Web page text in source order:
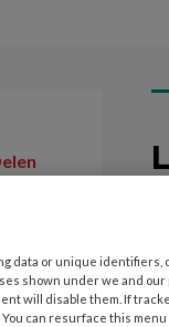
data or unique identifiers,
shown under we and
will disable them. If
can resurface this